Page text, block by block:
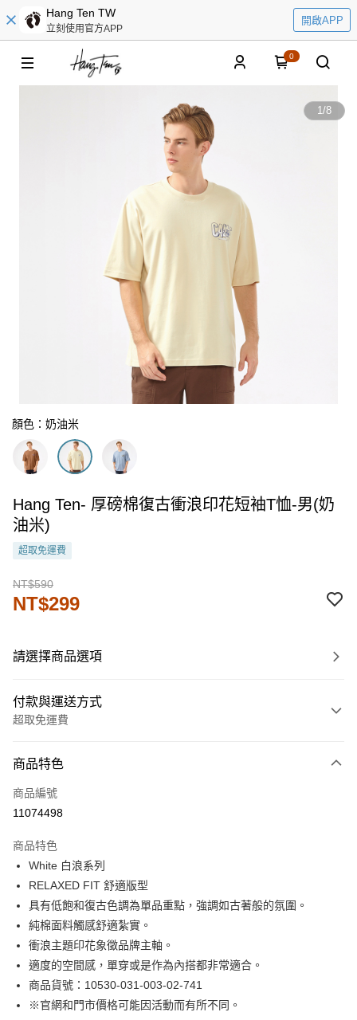
Hang Ten TW
立刻使用官方APP
開啟APP
0
1/8
顏色：奶油米
Hang Ten- 厚磅棉復古衝浪印花短袖T恤-男(奶
油米)
超取免運費
NT$590
NT$299
請選擇商品選項
付款與運送方式
超取免運費
信用卡一次付款
LINE Pay
街口支付
悠遊付
Google Pay
貨到付款
運送方式
商品特色
商品編號
11074498
商品特色
White 白浪系列
RELAXED FIT 舒適版型
具有低飽和復古色調為單品重點，強調如古著般的氛圍。
純棉面料觸感舒適紮實。
衝浪主題印花象徵品牌主軸。
適度的空間感，單穿或是作為內搭都非常適合。
商品貨號：10530-031-003-02-741
※官網和門市價格可能因活動而有所不同。